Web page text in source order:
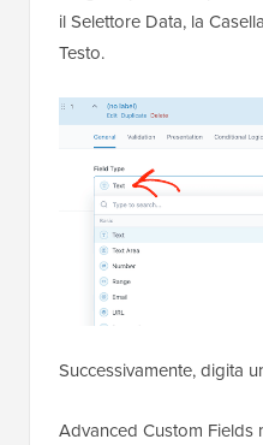
il Selettore Data, la
Testo.
Successivamente, digita
Advanced Custom Fields